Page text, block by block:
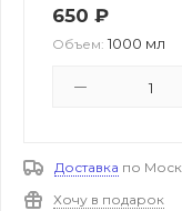
650 ₽
Объем: 1000 мл
Доставка по
Хочу в подарок